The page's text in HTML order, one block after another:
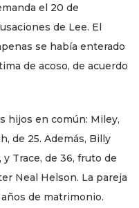
el 20 de
de Lee. El
se había enterado
de acoso, de acuerdo
hijos en común: Miley,
de 25. Además, Billy
Trace, de 36, fruto de
Neal Helson. La pareja
de matrimonio.